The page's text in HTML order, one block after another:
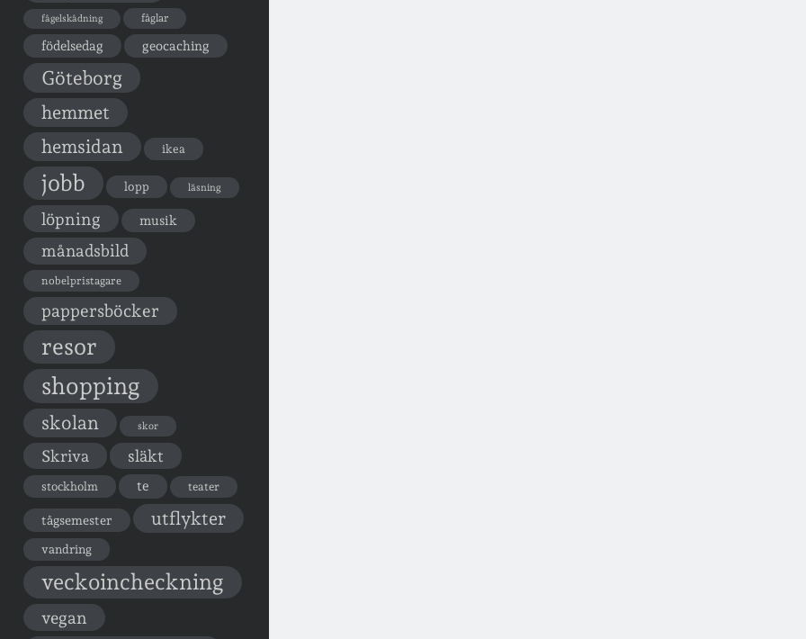
fågelskådning fåglar
födelsedag geocaching
Göteborg
hemmet
hemsidan
ikea
jobb lopp läsning
löpning musik
månadsbild
nobelpristagare
pappersböcker
resor
shopping
skolan skor
Skriva släkt
stockholm te teater
tågsemester utflykter
vandring
veckoincheckning
vegan